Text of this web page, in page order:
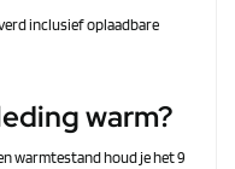
inclusief oplaadbare
warm?
warmtestand houd je het 9